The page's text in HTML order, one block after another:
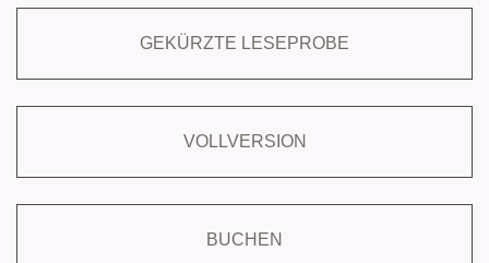
GEKÜRZTE LESEPROBE
VOLLVERSION
BUCHEN